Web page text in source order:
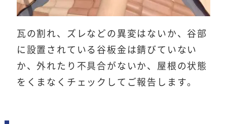
瓦の割れ、ズレなどの異変はないか、谷部
に設置されている谷板金は錆びていない
か、外れたり不具合がないか、屋根の状態
をくまなくチェックしてご報告します。